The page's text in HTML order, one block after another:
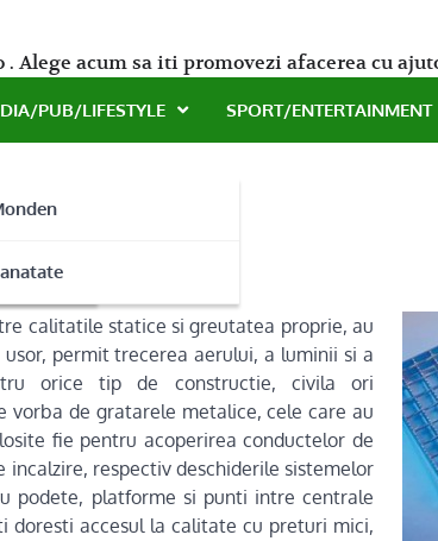
acum sa iti promovezi afacerea cu
PUB/LIFESTYLE SPORT/ENTERTAINMENT
calitatile statice si greutatea proprie, au
permit trecerea aerului, a luminii si a
orice tip de constructie, civila ori
vorba de gratarele metalice, cele care au
fie pentru acoperirea conductelor de
incalzire, respectiv deschiderile sistemelor
podete, platforme si punti intre centrale
doresti accesul la calitate cu preturi mici,